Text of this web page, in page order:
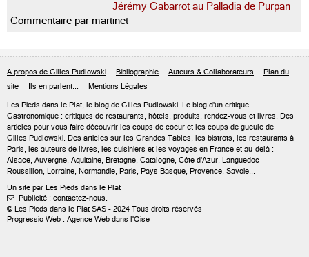
Jérémy Gabarrot au Palladia de Purpan
Commentaire par martinet
A propos de Gilles Pudlowski Bibliographie Auteurs & Collaborateurs
Plan du
site
Ils en parlent... Mentions Légales
Les Pieds dans le Plat, le blog de Gilles Pudlowski. Le blog d'un critique
Gastronomique : critiques de restaurants, hôtels, produits, rendez-vous et livres. Des
articles pour vous faire découvrir les coups de coeur et les coups de gueule de
Gilles Pudlowski. Des articles sur les Grandes Tables, les bistrots, les restaurants à
Paris, les auteurs de livres, les cuisiniers et les voyages en France et au-delà :
Alsace, Auvergne, Aquitaine, Bretagne, Catalogne, Côte d'Azur, Languedoc-
Roussillon, Lorraine, Normandie, Paris, Pays Basque, Provence, Savoie...
Un site par Les Pieds dans le Plat
 Publicité : contactez-nous.
© Les Pieds dans le Plat SAS - 2024 Tous droits réservés
Progressio Web : Agence Web dans l'Oise